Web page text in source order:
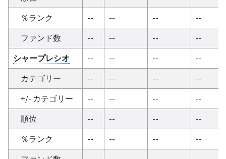
％ランク
-- -- --
--
ファンド数
-- -- --
--
シャープレシオ
-- -- --
--
カテゴリー
-- -- --
--
+/- カテゴリー
-- -- --
--
順位
-- -- --
--
％ランク
-- -- --
--